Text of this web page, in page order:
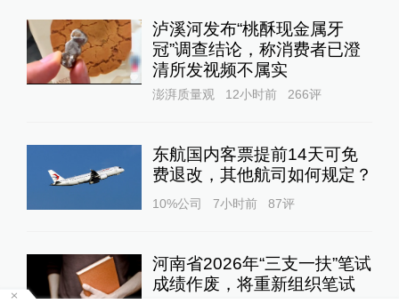
泸溪河发布“桃酥现金属牙
冠”调查结论，称消费者已澄
清所发视频不属实
澎湃质量观 12小时前 266评
东航国内客票提前14天可免
费退改，其他航司如何规定？
10%公司 7小时前 87评
河南省2026年“三支一扶”笔试
成绩作废，将重新组织笔试